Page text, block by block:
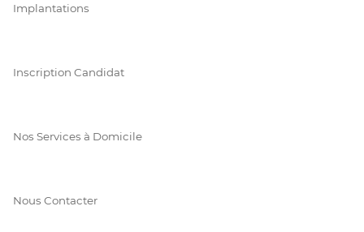
Implantations
Inscription Candidat
Nos Services à Domicile
Nous Contacter